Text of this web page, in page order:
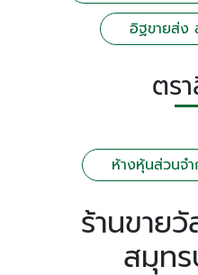
อิฐขายส่ง
ตร
ห้างหุ้นส่วนจ
ร้านขาย
สมุทร